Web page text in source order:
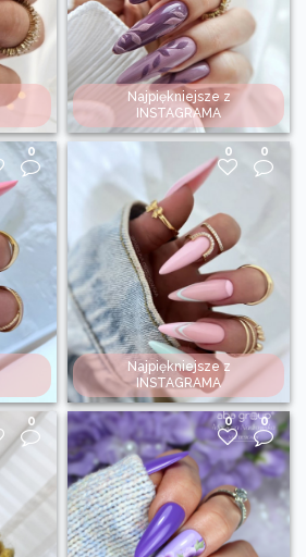
Najpiękniejsze z
INSTAGRAMA
0 0 0
Najpiękniejsze z
INSTAGRAMA
0 0 0